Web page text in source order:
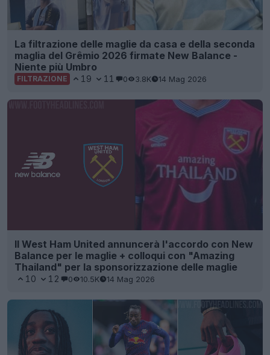
La filtrazione delle maglie da casa e della seconda
maglia del Grêmio 2026 firmate New Balance -
Niente più Umbro
FILTRAZIONE 19 11 0 3.8K 14 Mag 2026
Il West Ham United annuncerà l'accordo con New
Balance per le maglie + colloqui con "Amazing
Thailand" per la sponsorizzazione delle maglie
10 12 0 10.5K 14 Mag 2026